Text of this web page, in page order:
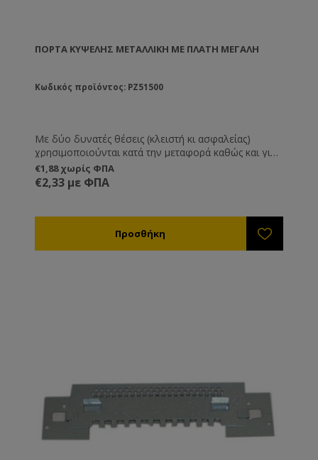
ΠΌΡΤΑ ΚΥΨΈΛΗΣ ΜΕΤΑΛΛΙΚΉ ΜΕ ΠΛΆΤΗ ΜΕΓΆΛΗ
Κωδικός προϊόντος: PZ51500
Με δύο δυνατές θέσεις (κλειστή κι ασφαλείας)
χρησιμοποιούνται κατά την μεταφορά καθώς και για
να προστατεύουν την είσοδο της κυψέλης εναντίων
σφηκών, ποντικών και άλλων εισβολέων. Το
πλεονέκτημα τους είναι ότι μπορούν να μένουν
πιθανότητα να χαθούν.
€1,88 χωρίς ΦΠΑ
€2,33 με ΦΠΑ